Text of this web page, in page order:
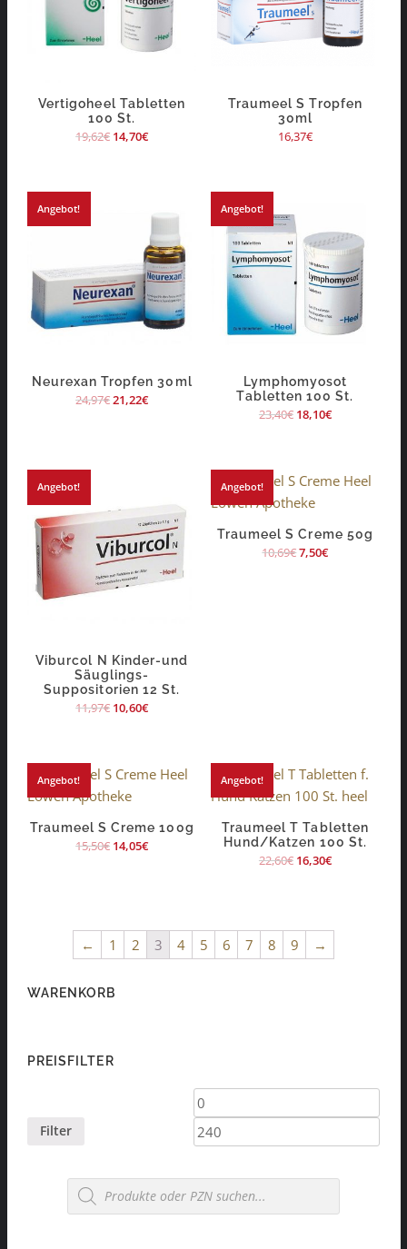
Vertigoheel Tabletten
100 St.
19,62€ 14,70€
Traumeel S Tropfen
30ml
16,37€
Angebot!
Neurexan Tropfen 30ml
24,97€21,22€
Angebot!
Lymphomyosot
Tabletten 100 St.
23,40€ 18,10€
Angebot!
Viburcol N Kinder-und
Säuglings-
Suppositorien 12 St.
11,97€ 10,60€
Angebot!
Traumeel S Creme 50g
10,69€7,50€
Angebot!
Traumeel S Creme 100g
15,50€ 14,05€
Angebot!
Traumeel T Tabletten
Hund/Katzen 100 St.
22,60€ 16,30€
← 1 2 3 4 5 6 7 8 9 →
WARENKORB
PREISFILTER
Min.
Preis
Filter
Products
search